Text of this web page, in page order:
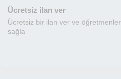
Ücretsiz ilan ver
Ücretsiz bir ilan ver ve
sağla